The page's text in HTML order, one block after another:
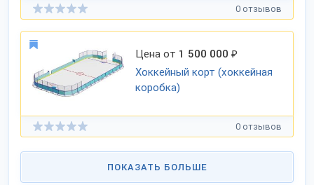
0 отзывов
Цена от 1 500 000 ₽
Хоккейный корт (хоккейная
коробка)
0 отзывов
ПОКАЗАТЬ БОЛЬШЕ